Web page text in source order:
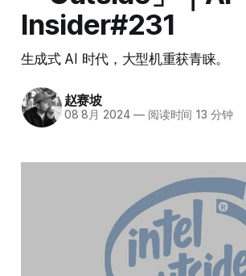
Insider#231
生成式 AI 时代，大型机重获青睐。
赵赛坡
08 8月 2024 —阅读时间 13 分钟